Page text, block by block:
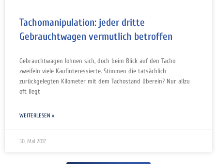
Tachomanipulation: jeder dritte
Gebrauchtwagen vermutlich betroffen
Gebrauchtwagen lohnen sich, doch beim Blick auf den Tacho
zweifeln viele Kaufinteressierte. Stimmen die tatsächlich
zurückgelegten Kilometer mit dem Tachostand überein? Nur allzu
oft liegt
WEITERLESEN »
30. Mai 2017